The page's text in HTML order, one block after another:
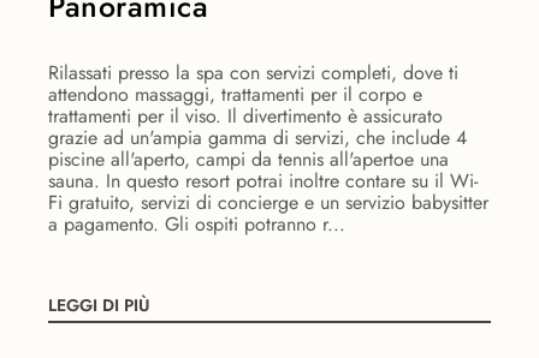
Rilassati presso la spa con servizi completi, dove ti
attendono massaggi, trattamenti per il corpo e
trattamenti per il viso. Il divertimento è assicurato
grazie ad un'ampia gamma di servizi, che include 4
piscine all'aperto, campi da tennis all'apertoe una
sauna. In questo resort potrai inoltre contare su il Wi-
Fi gratuito, servizi di concierge e un servizio babysitter
a pagamento. Gli ospiti potranno r...
LEGGI DI PIÙ